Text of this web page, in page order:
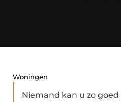
Woningen
Niemand kan u zo